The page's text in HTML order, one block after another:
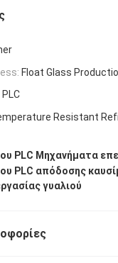
Float Glass
PLC
Resistant
PLC Μηχανήματα
PLC απόδοσης
γυαλιού